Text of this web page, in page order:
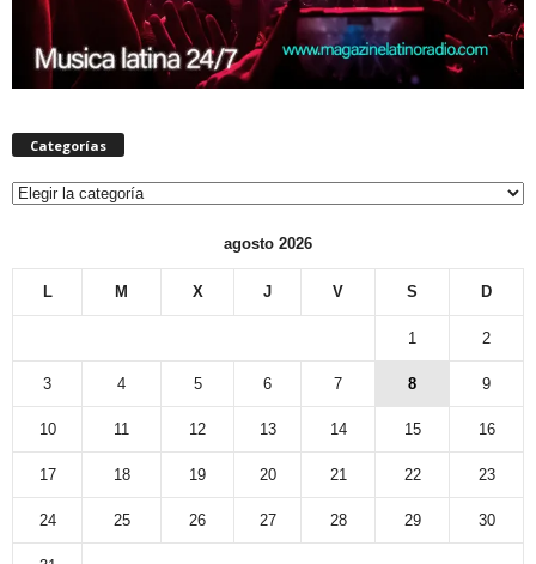
Categorías
Categorías
agosto 2026
L M X J V S D
1 2
3 4 5 6 7 8 9
10 11 12 13 14 15 16
17 18 19 20 21 22 23
24 25 26 27 28 29 30